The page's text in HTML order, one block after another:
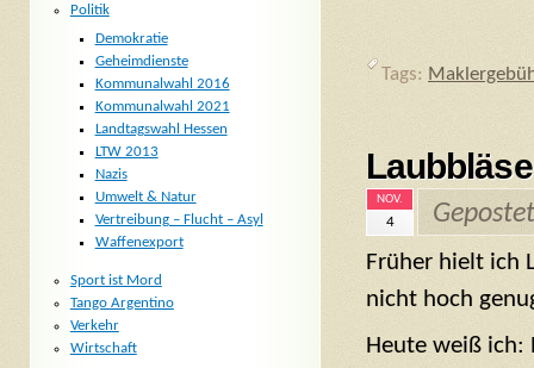
Tags:
NOV.
4
Früher hielt ich
nicht hoch
Heute weiß ich:
Politik
Demokratie
Geheimdienste
Kommunalwahl 2016
Kommunalwahl 2021
Landtagswahl Hessen
LTW 2013
Nazis
Umwelt & Natur
Vertreibung – Flucht – Asyl
Waffenexport
Sport ist Mord
Tango Argentino
Verkehr
Wirtschaft